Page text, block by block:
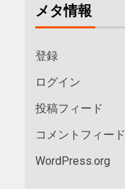
メタ情報
登録
ログイン
投稿フィード
コメントフィード
WordPress.org